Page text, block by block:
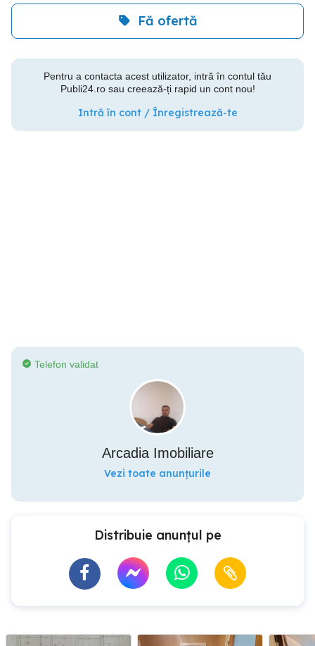
Fă ofertă
Pentru a contacta acest utilizator, intră în contul tău
Publi24.ro sau creează-ți rapid un cont nou!
Intră în cont / Înregistrează-te
Telefon validat
Arcadia Imobiliare
Vezi toate anunțurile
Distribuie anunțul pe